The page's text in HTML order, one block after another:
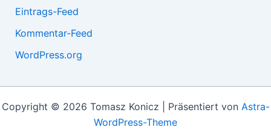
Eintrags-Feed
Kommentar-Feed
WordPress.org
Copyright © 2026 Tomasz Konicz | Präsentiert von Astra-
WordPress-Theme